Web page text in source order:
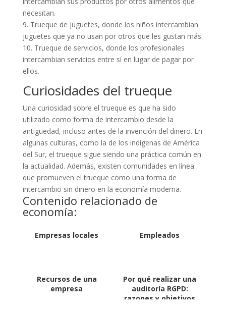
necesitan.
9. Trueque de juguetes, donde los niños intercambian
juguetes que ya no usan por otros que les gustan más.
10. Trueque de servicios, donde los profesionales
intercambian servicios entre sí en lugar de pagar por
ellos.
Curiosidades del trueque
Una curiosidad sobre el trueque es que ha sido
utilizado como forma de intercambio desde la
antigüedad, incluso antes de la invención del dinero. En
algunas culturas, como la de los indígenas de América
del Sur, el trueque sigue siendo una práctica común en
la actualidad. Además, existen comunidades en línea
que promueven el trueque como una forma de
intercambio sin dinero en la economía moderna.
Contenido relacionado de
economía:
Empresas locales Empleados
Recursos de una
empresa
Por qué realizar una
auditoría RGPD:
razones y objetivos